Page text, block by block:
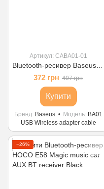
Артикул: CABA01-01
372 грн 497 грн
Купити
Бренд Baseus Модель
BA01
USB Wireless adapter cable
−26%